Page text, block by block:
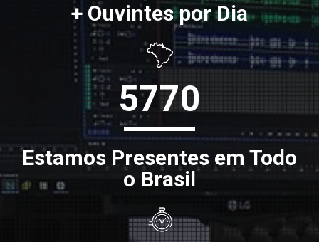
+ Ouvintes por Dia
5770
Estamos Presentes em Todo
o Brasil